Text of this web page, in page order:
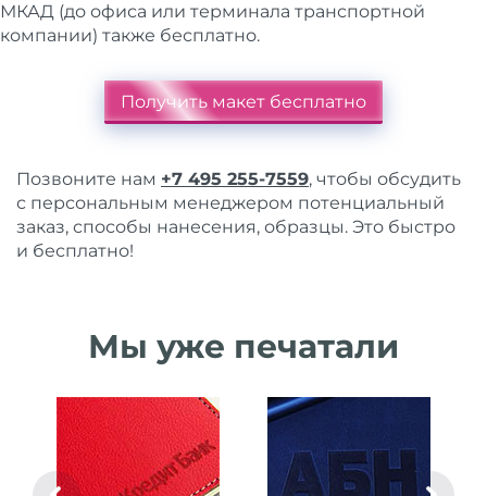
МКАД (до офиса или терминала транспортной
компании) также бесплатно.
Получить макет бесплатно
Позвоните нам +7 495 255-7559, чтобы обсудить
с персональным менеджером потенциальный
заказ, способы нанесения, образцы. Это быстро
и бесплатно!
Мы уже печатали